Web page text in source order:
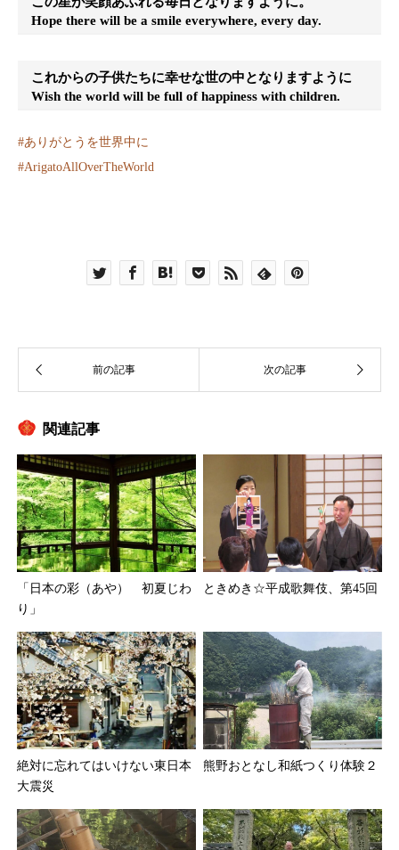
Hope there will be a smile everywhere, every day.
これからの子供たちに幸せな世の中となりますように
Wish the world will be full of happiness with children.
#ありがとうを世界中に
#ArigatoAllOverTheWorld
関連記事
「日本の彩（あや） 初夏じわ
り」
ときめき☆平成歌舞伎、第45回
絶対に忘れてはいけない東日本
大震災
熊野おとなし和紙つくり体験２